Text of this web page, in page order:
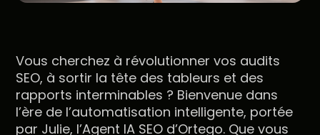
Vous cherchez à révolutionner vos audits
SEO, à sortir la tête des tableurs et des
rapports interminables ? Bienvenue dans
l’ère de l’automatisation intelligente, portée
par Julie, l’Agent IA SEO d’Ortego. Que vous